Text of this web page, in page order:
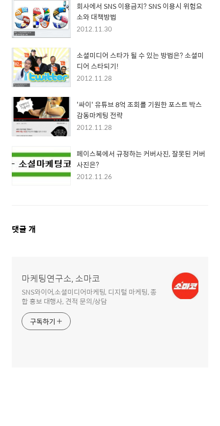
회사에서 SNS 이용금지? SNS 이용시 위험요
소와 대책방법
2012.11.30
소셜미디어 스타가 될 수 있는 방법은? 소셜미
디어 스타되기!
2012.11.28
'싸이' 유튜브 8억 조회를 기원한 포스트 박스
감동마케팅 전략
2012.11.28
페이스북에서 규정하는 커버사진, 잘못된 커버
사진은?
2012.11.26
댓
댓글 개
마케팅연구소, 소마코
SNS와이어,소셜미디어마케팅, 디지털 마케팅, 종
합 홍보 대행사, 견적 문의/상담
구독하기